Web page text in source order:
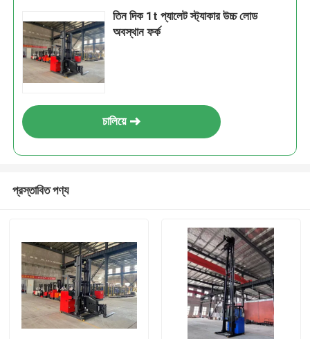
তিন দিক 1t প্যালেট স্ট্যাকার উচ্চ লোড
অবস্থান ফর্ক
চালিয়ে
প্রস্তাবিত পণ্য